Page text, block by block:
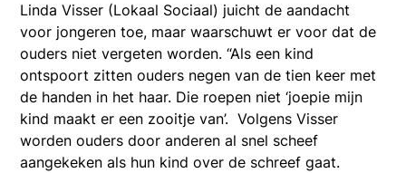
Linda Visser (Lokaal Sociaal) juicht de aandacht
voor jongeren toe, maar waarschuwt er voor dat de
ouders niet vergeten worden. “Als een kind
ontspoort zitten ouders negen van de tien keer met
de handen in het haar. Die roepen niet ‘joepie mijn
kind maakt er een zooitje van’.Volgens Visser
worden ouders door anderen al snel scheef
aangekeken als hun kind over de schreef gaat.